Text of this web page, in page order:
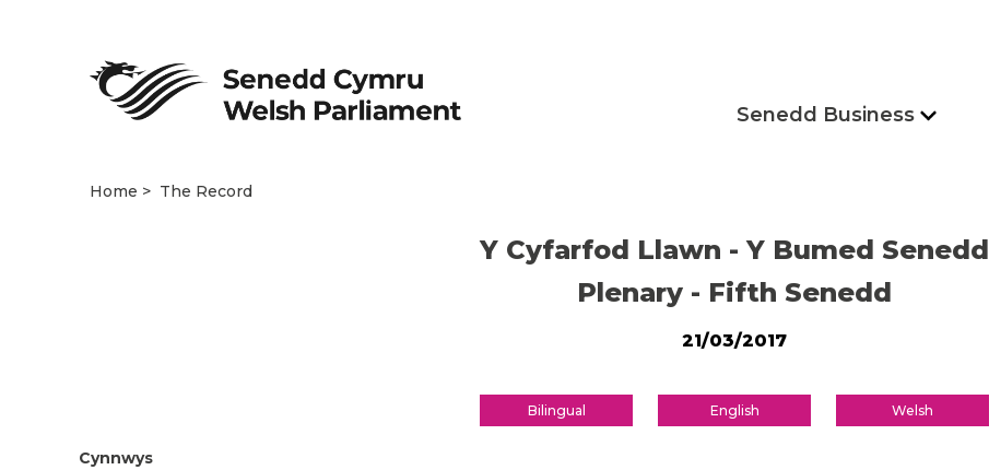
Senedd Business
Home The Record
Y Cyfarfod Llawn - Y Bumed Senedd
Plenary - Fifth Senedd
21/03/2017
Bilingual English Welsh
Cynnwys